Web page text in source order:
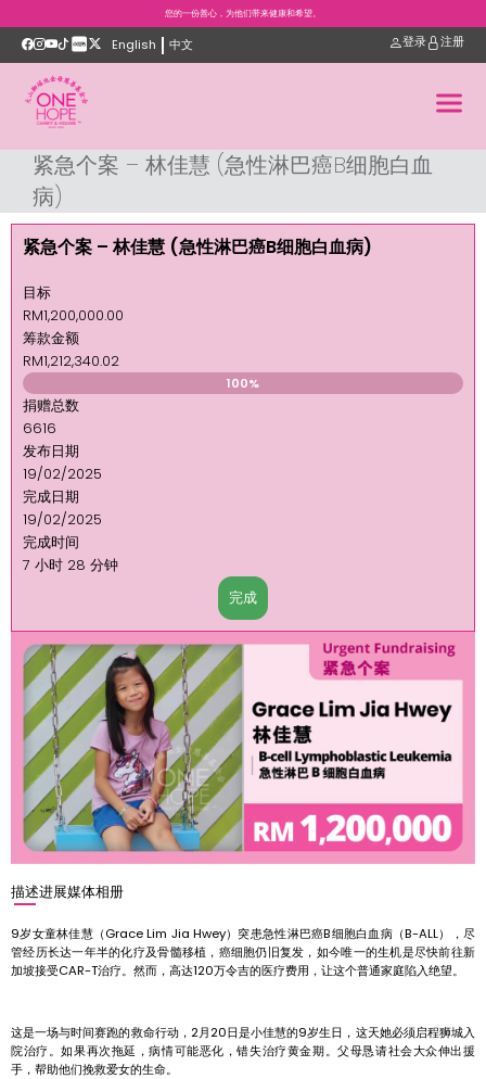
您的一份善心，为他们带来健康和希望。
English 中文 登录 注册
紧急个案 – 林佳慧 (急性淋巴癌B细胞白血
病)
描述进展媒体相册
9岁女童林佳慧（Grace Lim Jia Hwey）突患急性淋巴癌B细胞白血病（B-ALL），尽
管经历长达一年半的化疗及骨髓移植，癌细胞仍旧复发，如今唯一的生机是尽快前往新
加坡接受CAR-T治疗。然而，高达120万令吉的医疗费用，让这个普通家庭陷入绝望。
这是一场与时间赛跑的救命行动，2月20日是小佳慧的9岁生日，这天她必须启程狮城入
院治疗。如果再次拖延，病情可能恶化，错失治疗黄金期。父母恳请社会大众伸出援
手，帮助他们挽救爱女的生命。
紧急个案 – 林佳慧 (急性淋巴癌B细胞白血病)
目标
RM1,200,000.00
筹款金额
RM1,212,340.02
100%
捐赠总数
6616
发布日期
19/02/2025
完成日期
19/02/2025
完成时间
7 小时 28 分钟
完成